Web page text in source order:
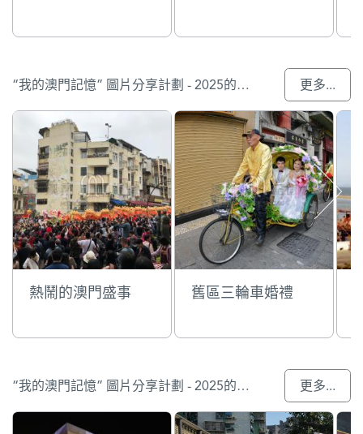
“我的澳門記憶” 圖片分享計劃 - 2025的入選作品 更多...
熱鬧的澳門盛事 舊區三輪車婚禮
“我的澳門記憶” 圖片分享計劃 - 2025的參與作品 更多...